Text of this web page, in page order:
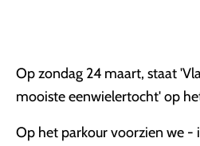
Op zondag 24 maart, staat
mooiste eenwielertocht' op
Op het parkour voorzien we -